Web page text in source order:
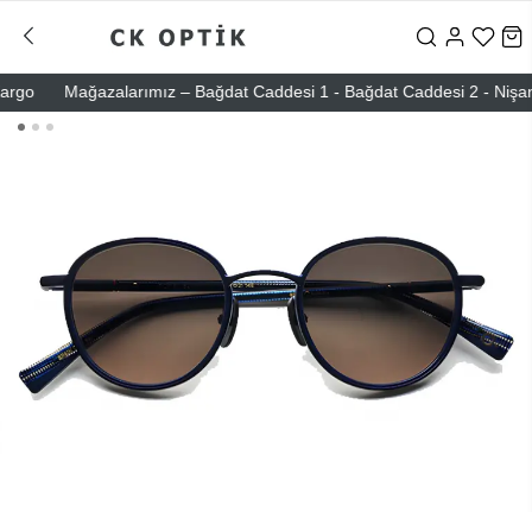
Mağazalarımız – Bağdat Caddesi 1 - Bağdat Caddesi 2 -